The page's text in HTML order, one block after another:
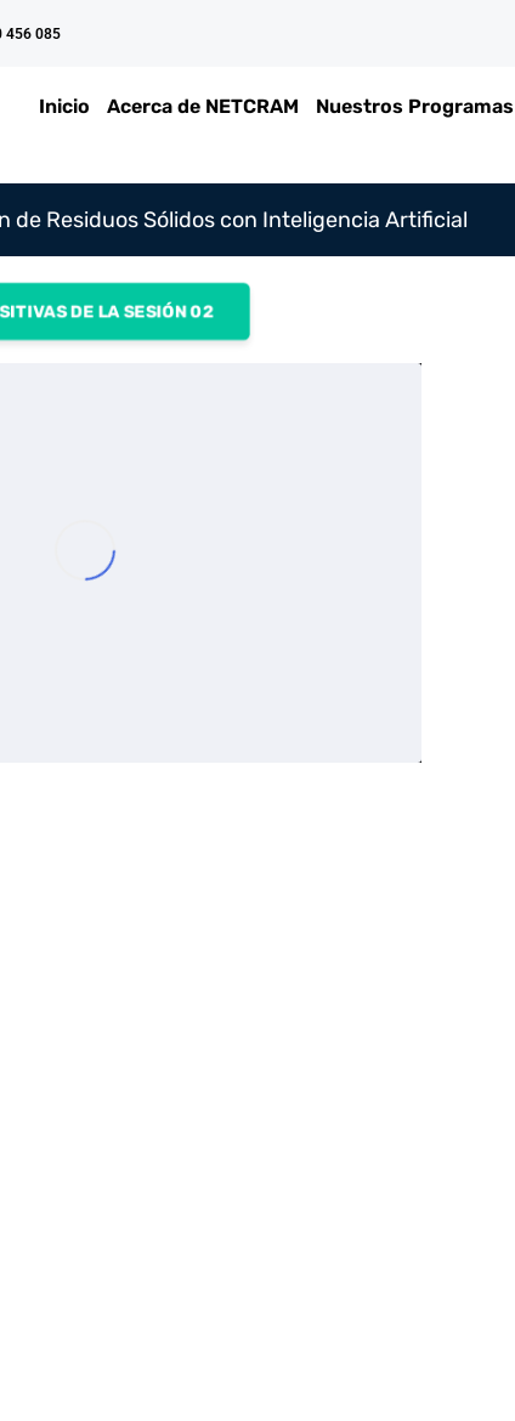
456 085
Inicio Acerca de NETCRAM Nuestros Programas
de Residuos Sólidos con Inteligencia Artificial
DE LA SESIÓN 02